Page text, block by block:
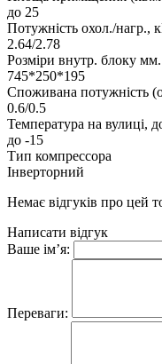
до 25
Потужність охол./нагр.,
2.64/2.78
Розміри внутр. блоку
745*250*195
Споживана потужність
0.6/0.5
Температура на вулиці,
до -15
Тип компрессора
Інверторний
Немає відгуків про цей
Написати відгук
Ваше ім’я:
Переваги: